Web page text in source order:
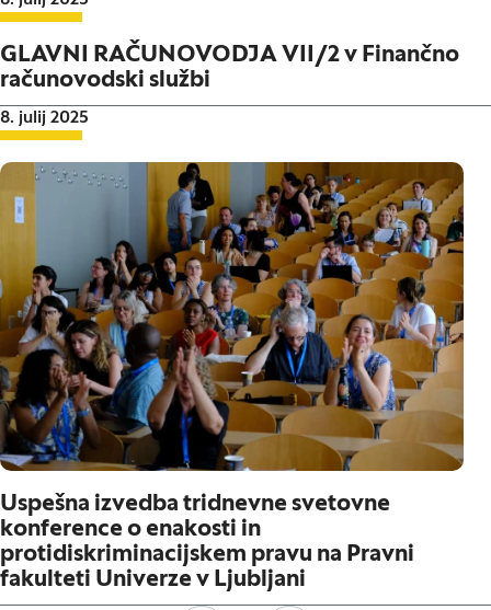
GLAVNI RAČUNOVODJA VII/2 v Finančno
računovodski službi
Datum objave:
8. julij 2025
Uspešna izvedba tridnevne svetovne
konference o enakosti in
protidiskriminacijskem pravu na Pravni
fakulteti Univerze v Ljubljani